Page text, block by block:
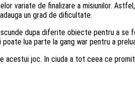
variate de finalizare a misiunilor.
un grad de dificultate.
dupa diferite obiecte pentru a
lua parte la gang war pentru a
joc. In ciuda a tot ceea ce